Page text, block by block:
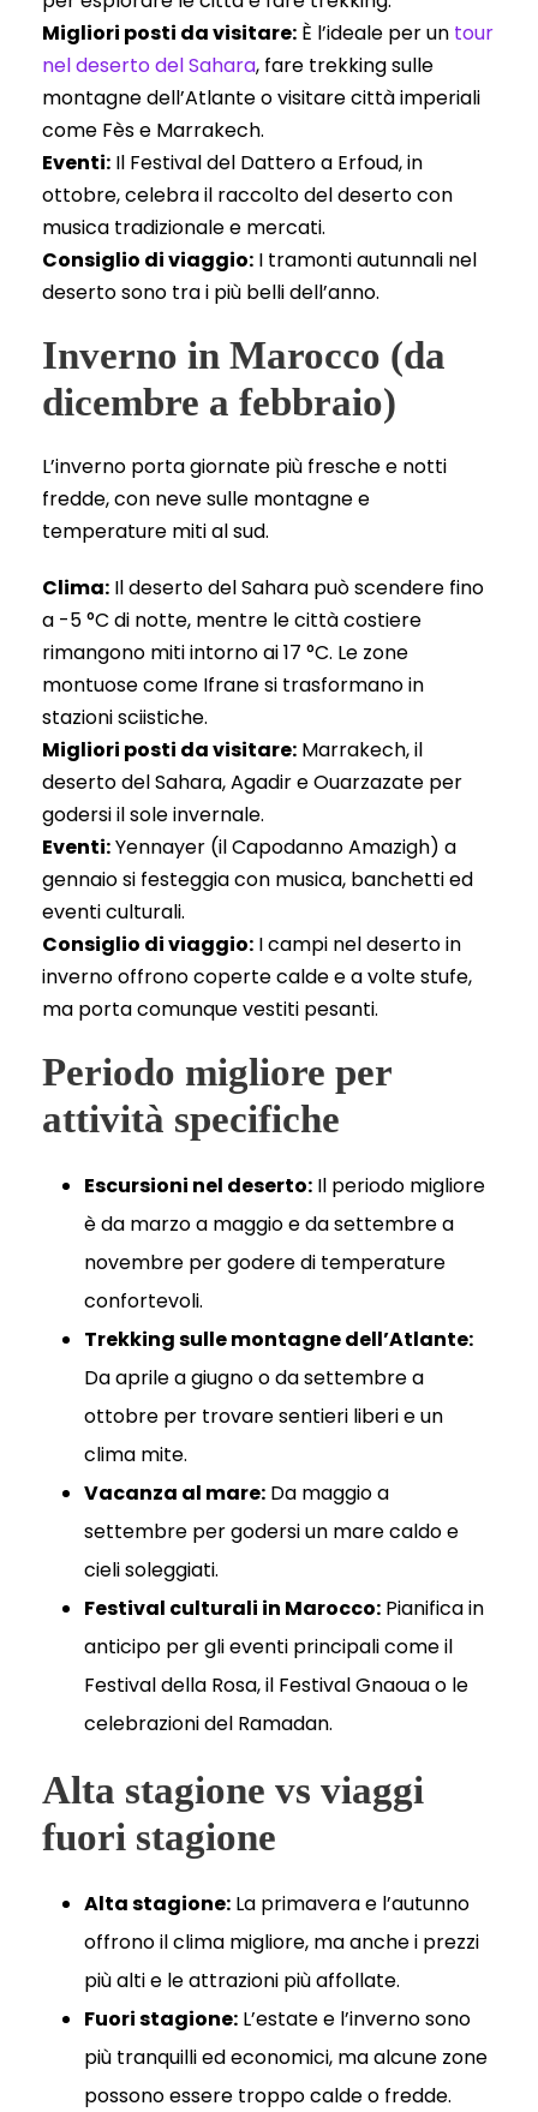
Migliori posti da visitare: È l’ideale per un tour
nel deserto del Sahara, fare trekking sulle
montagne dell’Atlante o visitare città imperiali
come Fès e Marrakech.
Eventi: Il Festival del Dattero a Erfoud, in
ottobre, celebra il raccolto del deserto con
musica tradizionale e mercati.
Consiglio di viaggio: I tramonti autunnali nel
deserto sono tra i più belli dell’anno.
Inverno in Marocco (da
dicembre a febbraio)
L’inverno porta giornate più fresche e notti
fredde, con neve sulle montagne e
temperature miti al sud.
Clima: Il deserto del Sahara può scendere fino
a -5 °C di notte, mentre le città costiere
rimangono miti intorno ai 17 °C. Le zone
montuose come Ifrane si trasformano in
stazioni sciistiche.
Migliori posti da visitare: Marrakech, il
deserto del Sahara, Agadir e Ouarzazate per
godersi il sole invernale.
Eventi:Yennayer (il Capodanno Amazigh) a
gennaio si festeggia con musica, banchetti ed
eventi culturali.
Consiglio di viaggio: I campi nel deserto in
inverno offrono coperte calde e a volte stufe,
ma porta comunque vestiti pesanti.
Periodo migliore per
attività specifiche
Escursioni nel deserto: Il periodo migliore
è da marzo a maggio e da settembre a
novembre per godere di temperature
confortevoli.
Trekking sulle montagne dell’Atlante:
Da aprile a giugno o da settembre a
ottobre per trovare sentieri liberi e un
clima mite.
Vacanza al mare: Da maggio a
settembre per godersi un mare caldo e
cieli soleggiati.
Festival culturali in Marocco: Pianifica in
anticipo per gli eventi principali come il
Festival della Rosa, il Festival Gnaoua o le
celebrazioni del Ramadan.
Alta stagione vs viaggi
fuori stagione
Alta stagione: La primavera e l’autunno
offrono il clima migliore, ma anche i prezzi
più alti e le attrazioni più affollate.
Fuori stagione: L’estate e l’inverno sono
più tranquilli ed economici, ma alcune zone
possono essere troppo calde o fredde.